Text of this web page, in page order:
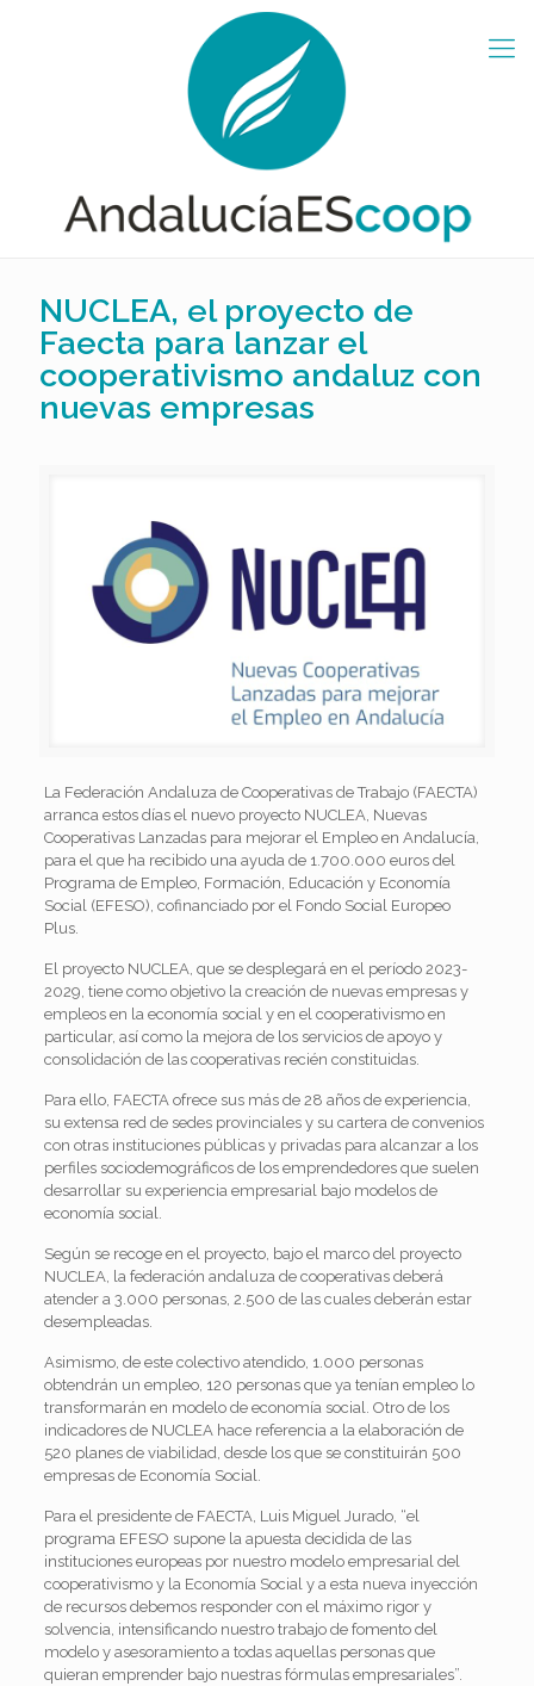
NUCLEA, el proyecto de
Faecta para lanzar el
cooperativismo andaluz con
nuevas empresas
La Federación Andaluza de Cooperativas de Trabajo (FAECTA)
arranca estos días el nuevo proyecto NUCLEA, Nuevas
Cooperativas Lanzadas para mejorar el Empleo en Andalucía,
para el que ha recibido una ayuda de 1.700.000 euros del
Programa de Empleo, Formación, Educación y Economía
Social (EFESO), cofinanciado por el Fondo Social Europeo
Plus.
El proyecto NUCLEA, que se desplegará en el período 2023-
2029, tiene como objetivo la creación de nuevas empresas y
empleos en la economía social y en el cooperativismo en
particular, así como la mejora de los servicios de apoyo y
consolidación de las cooperativas recién constituidas.
Para ello, FAECTA ofrece sus más de 28 años de experiencia,
su extensa red de sedes provinciales y su cartera de convenios
con otras instituciones públicas y privadas para alcanzar a los
perfiles sociodemográficos de los emprendedores que suelen
desarrollar su experiencia empresarial bajo modelos de
economía social.
Según se recoge en el proyecto, bajo el marco del proyecto
NUCLEA, la federación andaluza de cooperativas deberá
atender a 3.000 personas, 2.500 de las cuales deberán estar
desempleadas.
Asimismo, de este colectivo atendido, 1.000 personas
obtendrán un empleo, 120 personas que ya tenían empleo lo
transformarán en modelo de economía social. Otro de los
indicadores de NUCLEA hace referencia a la elaboración de
520 planes de viabilidad, desde los que se constituirán 500
empresas de Economía Social.
Para el presidente de FAECTA, Luis Miguel Jurado, “el
programa EFESO supone la apuesta decidida de las
instituciones europeas por nuestro modelo empresarial del
cooperativismo y la Economía Social y a esta nueva inyección
de recursos debemos responder con el máximo rigor y
solvencia, intensificando nuestro trabajo de fomento del
modelo y asesoramiento a todas aquellas personas que
quieran emprender bajo nuestras fórmulas empresariales”.